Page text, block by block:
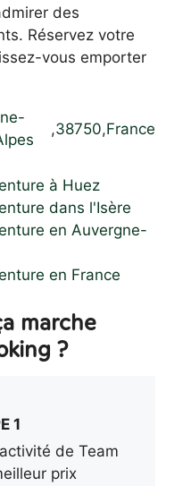
des
Réservez votre
vous emporter
,38750,France
à Huez
dans l'Isère
en Auvergne-
en France
marche
?
1
de Team
prix